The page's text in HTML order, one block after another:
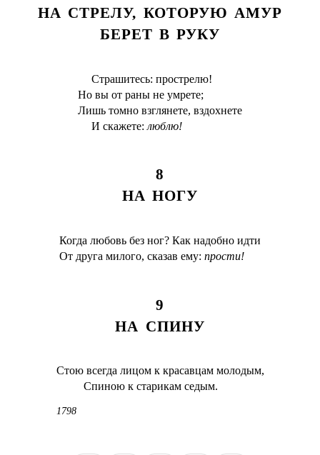
НА СТРЕЛУ, КОТОРУЮ АМУР
БЕРЕТ В РУКУ
Страшитесь: прострелю!
Но вы от раны не умрете;
Лишь томно взглянете, вздохнете
И скажете:люблю!
8
НА НОГУ
Когда любовь без ног? Как надобно идти
От друга милого, сказав ему: прости!
9
НА СПИНУ
Стою всегда лицом к красавцам молодым,
Спиною к старикам седым.
1798